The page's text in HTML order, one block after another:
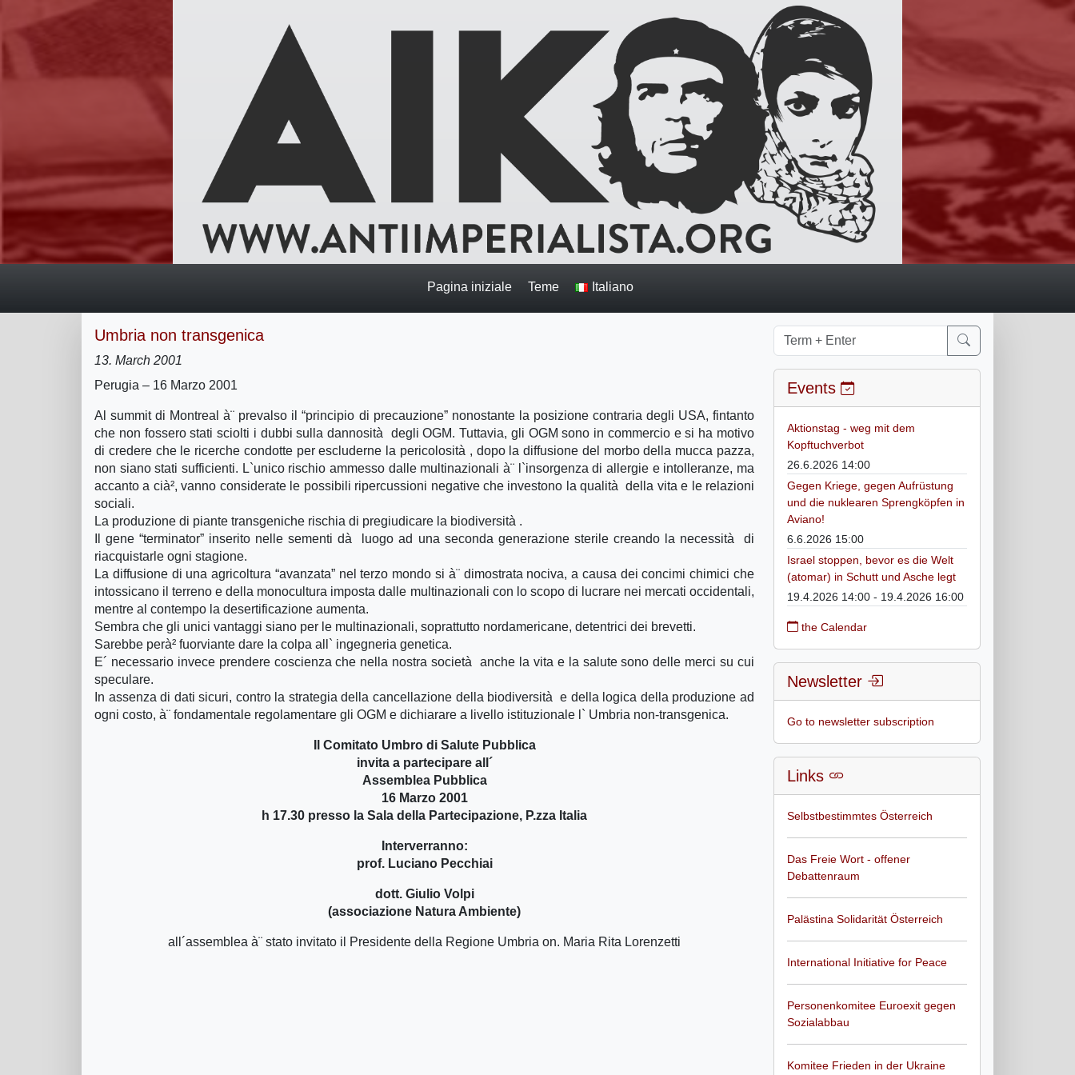
Pagina iniziale Teme Italiano
Umbria non transgenica
13. March 2001
Perugia – 16 Marzo 2001
Al summit di Montreal à¨ prevalso il “principio di precauzione” nonostante la posizione contraria degli USA, fintanto
che non fossero stati sciolti i dubbi sulla dannosità degli OGM. Tuttavia, gli OGM sono in commercio e si ha motivo
di credere che le ricerche condotte per escluderne la pericolosità , dopo la diffusione del morbo della mucca pazza,
non siano stati sufficienti. L`unico rischio ammesso dalle multinazionali à¨ l`insorgenza di allergie e intolleranze, ma
accanto a cià², vanno considerate le possibili ripercussioni negative che investono la qualità della vita e le relazioni
sociali.
La produzione di piante transgeniche rischia di pregiudicare la biodiversità .
Il gene “terminator” inserito nelle sementi dà luogo ad una seconda generazione sterile creando la necessità di
riacquistarle ogni stagione.
La diffusione di una agricoltura “avanzata” nel terzo mondo si à¨ dimostrata nociva, a causa dei concimi chimici che
intossicano il terreno e della monocultura imposta dalle multinazionali con lo scopo di lucrare nei mercati occidentali,
mentre al contempo la desertificazione aumenta.
Sembra che gli unici vantaggi siano per le multinazionali, soprattutto nordamericane, detentrici dei brevetti.
Sarebbe perà² fuorviante dare la colpa all` ingegneria genetica.
E´ necessario invece prendere coscienza che nella nostra società anche la vita e la salute sono delle merci su cui
speculare.
In assenza di dati sicuri, contro la strategia della cancellazione della biodiversità e della logica della produzione ad
ogni costo, à¨ fondamentale regolamentare gli OGM e dichiarare a livello istituzionale l` Umbria non-transgenica.
Il Comitato Umbro di Salute Pubblica
invita a partecipare all´
Assemblea Pubblica
16 Marzo 2001
h 17.30 presso la Sala della Partecipazione, P.zza Italia
Interverranno:
prof. Luciano Pecchiai
dott. Giulio Volpi
(associazione Natura Ambiente)
all´assemblea à¨ stato invitato il Presidente della Regione Umbria on. Maria Rita Lorenzetti
Events
Aktionstag - weg mit dem
Kopftuchverbot
26.6.2026 14:00
Gegen Kriege, gegen Aufrüstung
und die nuklearen Sprengköpfen in
Aviano!
6.6.2026 15:00
Israel stoppen, bevor es die Welt
(atomar) in Schutt und Asche legt
19.4.2026 14:00 - 19.4.2026 16:00
the Calendar
Newsletter
Go to newsletter subscription
Links
Selbstbestimmtes Österreich
Das Freie Wort - offener
Debattenraum
Palästina Solidarität Österreich
International Initiative for Peace
Personenkomitee Euroexit gegen
Sozialabbau
Komitee Frieden in der Ukraine